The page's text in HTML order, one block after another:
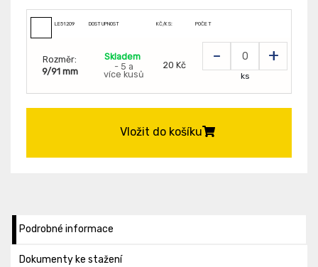
LE51209 DOSTUPNOST KČ/KS: POČET
Rozměr:
9/91 mm
Skladem
- 5 a
více kusů
20 Kč - +
ks
Vložit do košíku
Podrobné informace
Dokumenty ke stažení